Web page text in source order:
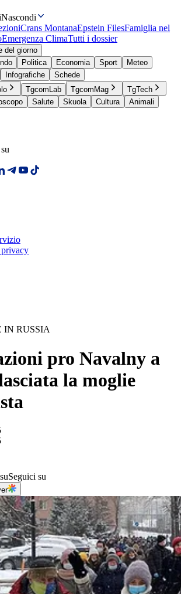
Nascondi
Crans MontanaEpstein FilesFamiglia nel
Emergenza ClimaTutti i dossier
del giorno
Politica Economia Sport
Meteo
Infografiche
Schede
TgcomLab TgcomMag
TgTech
Salute Skuola Cultura
Animali
IN RUSSIA
pro Navalny a
la moglie
suSeguici su